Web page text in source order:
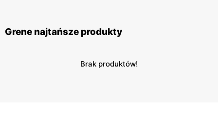
Grene najtańsze produkty
Brak produktów!